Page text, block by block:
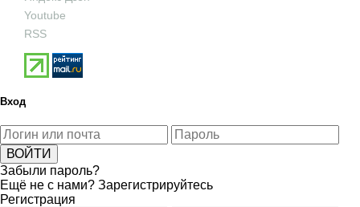
Youtube
RSS
Вход
Забыли пароль?
Ещё не с нами? Зарегистрируйтесь
Регистрация